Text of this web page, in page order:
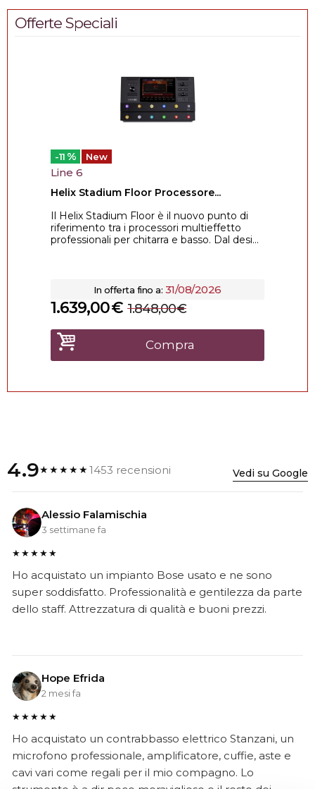
Offerte Speciali
-11 % New
Line 6
Helix Stadium Floor Processore...
Il Helix Stadium Floor è il nuovo punto di
riferimento tra i processori multieffetto
professionali per chitarra e basso. Dal desi...
In offerta fino a: 31/08/2026
€
1.639,00 €
1.848,00
Compra
4.9★★★★★1453 recensioni Vedi su Google
Alessio Falamischia
3 settimane fa
★★★★★
Ho acquistato un impianto Bose usato e ne sono
super soddisfatto. Professionalità e gentilezza da parte
dello staff. Attrezzatura di qualità e buoni prezzi.
Hope Efrida
2 mesi fa
★★★★★
Ho acquistato un contrabbasso elettrico Stanzani, un
microfono professionale, amplificatore, cuffie, aste e
cavi vari come regali per il mio compagno. Lo